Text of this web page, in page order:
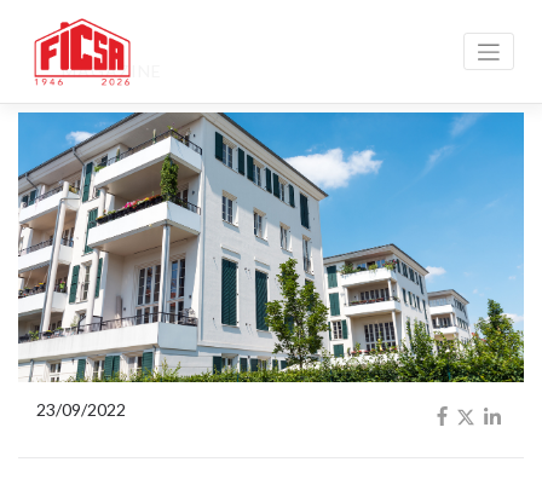
MAGAZINE
23/09/2022